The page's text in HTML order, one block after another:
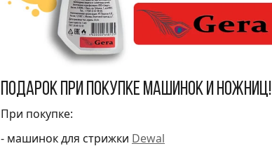
Подарок при покупке машинок и ножниц!
При покупке:
- машинок для стрижки Dewal